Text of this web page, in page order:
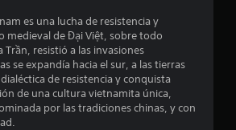
r
e
es una lucha de resistencia y
medieval de Đại Việt, sobre todo
resistió a las invasiones
se expandía hacia el sur, a las tierras
de resistencia y conquista
de una cultura vietnamita única,
por las tradiciones chinas, y con